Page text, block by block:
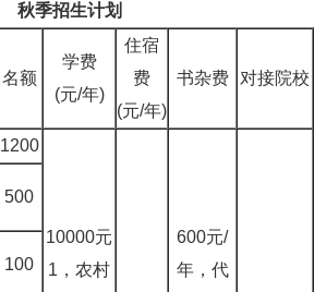
秋季招生计划
名额
学费
(元/年)
住宿
费
(元/年)
书杂费 对接院校
1200
10000元
1，农村
600元/
年，代
500
100